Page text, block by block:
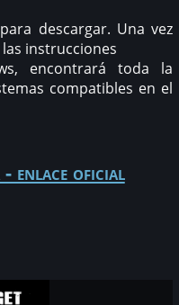
descargar. Una vez
instrucciones
encontrará toda la
compatibles en el
- enlace oficial